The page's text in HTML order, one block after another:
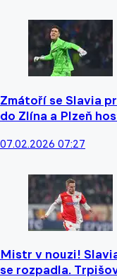
Zmátoří se Slavia
do Zlína a Plzeň
07.02.2026 07:27
Mistr v nouzi!
se rozpadla.